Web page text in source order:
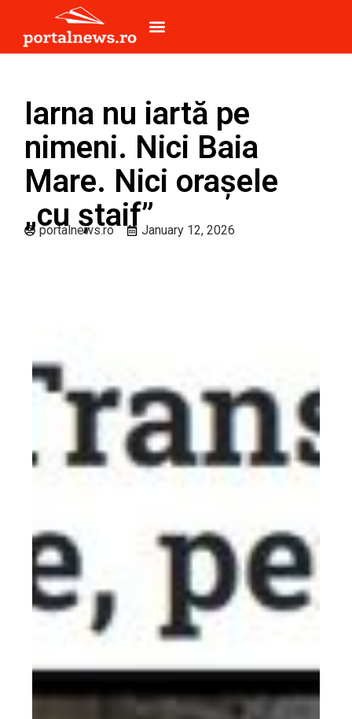
Iarna nu iartă pe
nimeni. Nici Baia
Mare. Nici orașele
„cu ștaif”
portalnews.ro January 12, 2026